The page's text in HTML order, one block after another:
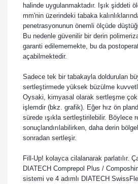
halinde uygulanmaktadır. Işık şiddeti
mm'nin üzerindeki tabaka
penetrasyonunun önemli ölçüde
Bu nedenle güvenilir bir derin
garanti edilememekte, bu da
açabilmektedir.
Sadece tek bir tabakayla doldurulan
sertleştirmede yüksek büzülme
Oysaki, kimyasal olarak sertleşme
işlemdir (bkz. grafik). Eğer hız ön
sürede ışıkla sertleştirilebilir. Böylece
sonuçlandırılabilirken, daha derin
sonradan sertleşir.
Fill-Up! kolayca cilalanarak parlatılır.
DIATECH Comprepol Plus /
sistemi ve 4 adımlı DIATECH